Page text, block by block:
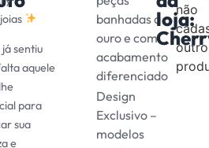
sentiu
aquele
para
sua
e
banhadas a
ouro e com
acabamento
diferenciado
Design
Exclusivo –
modelos
loja:
não